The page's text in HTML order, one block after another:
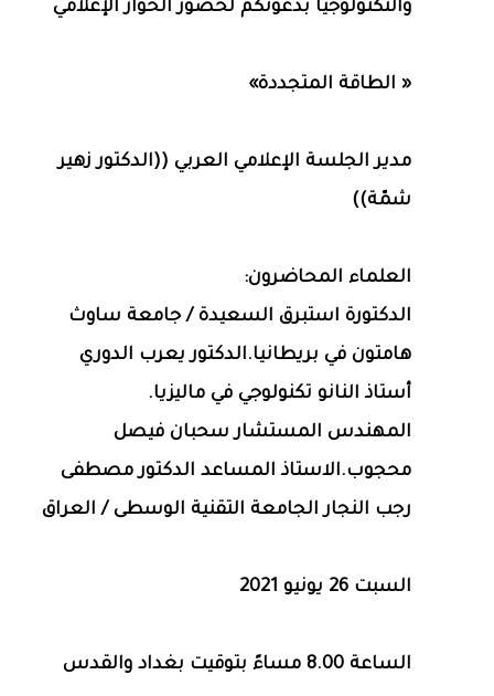
والتكنولوجيا بدعوتكم لحضور الحوار الإعلامي
« الطاقة المتجددة»
مدير الجلسة الإعلامي العربي ((الدكتور زهير
شمّة))
العلماء المحاضرون:
الدكتورة استبرق السعيدة / جامعة ساوث
هامتون في بريطانيا.الدكتور يعرب الدوري
أستاذ النانو تكنولوجي في ماليزيا.
المهندس المستشار سحبان فيصل
محجوب.الاستاذ المساعد الدكتور مصطفى
رجب النجار الجامعة التقنية الوسطى / العراق
السبت 26 يونيو 2021
الساعة 8.00 مساءً بتوقيت بغداد والقدس